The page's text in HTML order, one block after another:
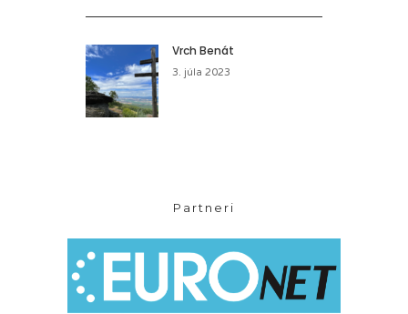
Vrch Benát
3. júla 2023
Partneri